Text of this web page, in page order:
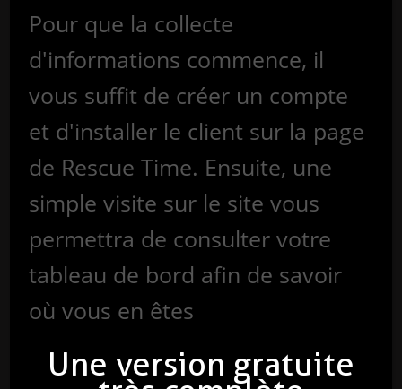
Pour que la collecte
d'informations commence, il
vous suffit de créer un compte
et d'installer le client sur la page
de Rescue Time. Ensuite, une
simple visite sur le site vous
permettra de consulter votre
tableau de bord afin de savoir
où vous en êtes
Une version gratuite